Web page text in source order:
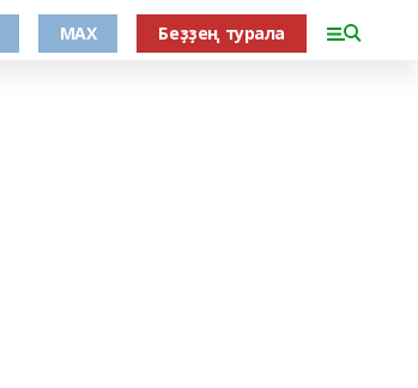
MAX Беҙҙең турала